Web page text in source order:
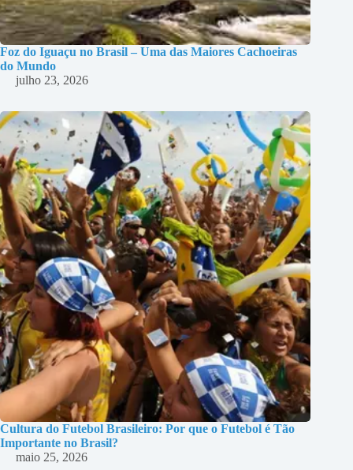
Foz do Iguaçu no Brasil – Uma das Maiores Cachoeiras
do Mundo
julho 23, 2026
Cultura do Futebol Brasileiro: Por que o Futebol é Tão
Importante no Brasil?
maio 25, 2026